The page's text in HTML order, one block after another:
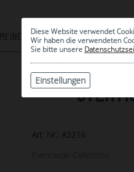
Diese Website verwendet
Wir haben die verwendeten
Sie bitte unsere
Einstellungen
MEINE AUSWAHL
0
|
Art. Nr.: A3216
Eventwide Collection